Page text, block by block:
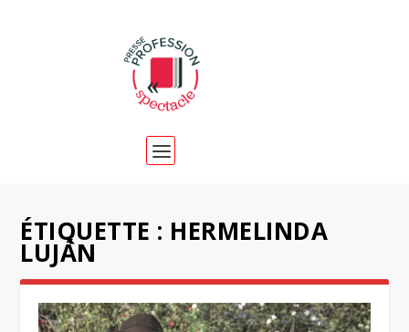
ÉTIQUETTE : HERMELINDA
LUJÁN